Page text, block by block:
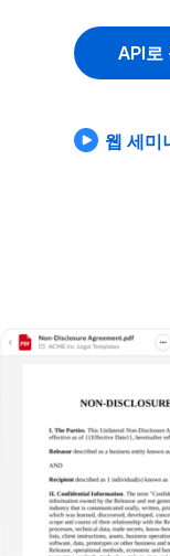
API로
웹 세미